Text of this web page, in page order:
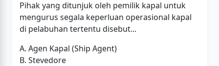
Pihak yang ditunjuk oleh pemilik kapal untuk
mengurus segala keperluan operasional kapal
di pelabuhan tertentu disebut...
A. Agen Kapal (Ship Agent)
B. Stevedore